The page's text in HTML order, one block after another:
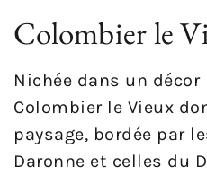
Colombier le
Nichée dans un
Colombier le Vieux
paysage, bordée par
Daronne et celles du